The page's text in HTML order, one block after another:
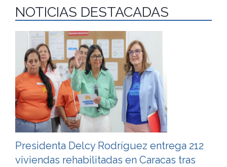
NOTICIAS DESTACADAS
Presidenta Delcy Rodríguez entrega 212
viviendas rehabilitadas en Caracas tras